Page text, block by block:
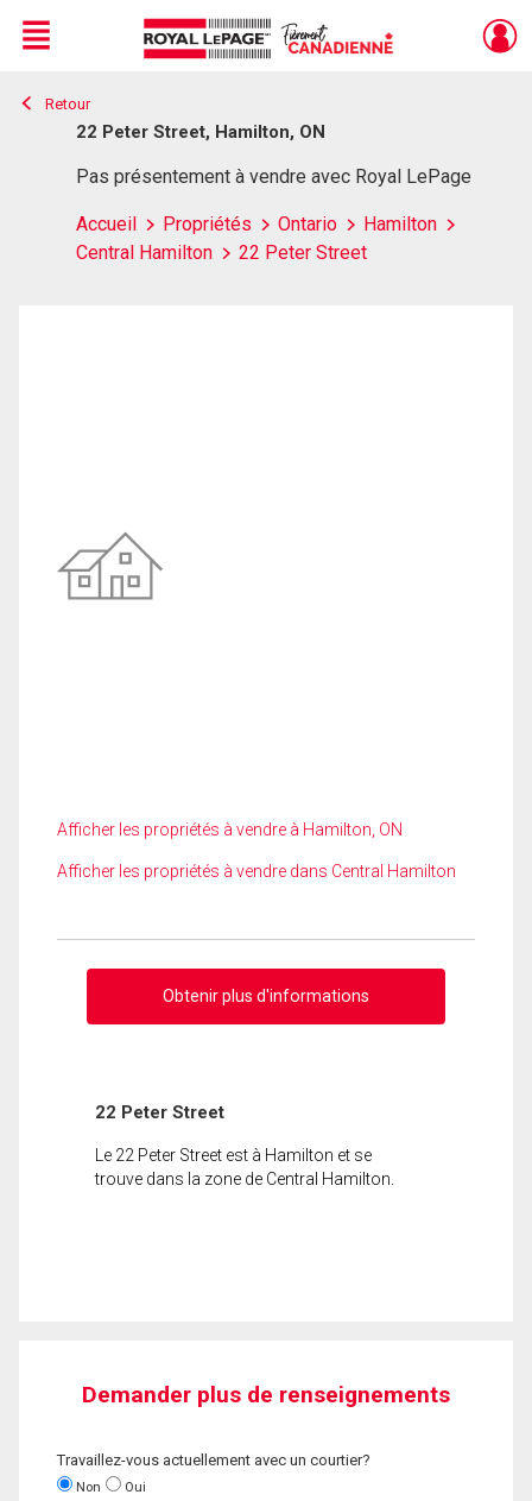
Live
En Direct
Menu
Retour
22 Peter Street, Hamilton, ON
Pas présentement à vendre avec Royal LePage
Accueil Propriétés Ontario
Hamilton
Central Hamilton
22 Peter Street
Afficher les propriétés à vendre à Hamilton, ON
Afficher les propriétés à vendre dans Central Hamilton
Obtenir plus d'informations
22 Peter Street
Le 22 Peter Street est à Hamilton et se
trouve dans la zone de Central Hamilton.
Demander plus de renseignements
Travaillez-vous actuellement avec un courtier?
Non Oui